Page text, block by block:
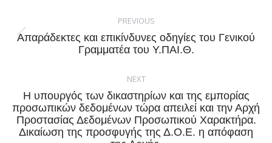
navigation
PREVIOUS
Previous
Απαράδεκτες και επικίνδυνες οδηγίες του Γενικού
Γραμματέα του Υ.ΠΑΙ.Θ.
NEXT
Next
post:
Η υπουργός των δικαστηρίων και της εμπορίας
προσωπικών δεδομένων τώρα απειλεί και την Αρχή
Προστασίας Δεδομένων Προσωπικού Χαρακτήρα.
Δικαίωση της προσφυγής της Δ.Ο.Ε. η απόφαση